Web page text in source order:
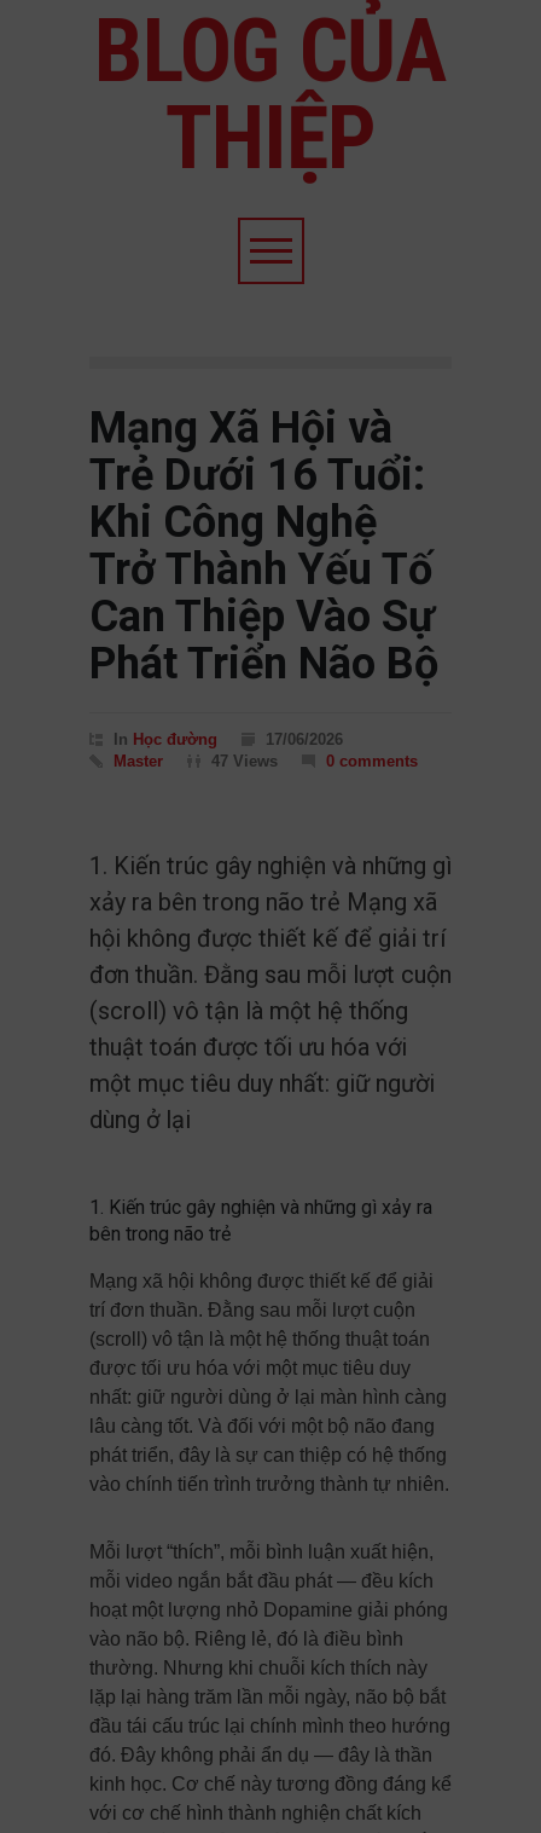
BLOG CỦA
THIỆP
Mạng Xã Hội và
Trẻ Dưới 16 Tuổi:
Khi Công Nghệ
Trở Thành Yếu Tố
Can Thiệp Vào Sự
Phát Triển Não Bộ
In Học đường
17/06/2026
Master
47 Views 0 comments
1. Kiến trúc gây nghiện và những gì
xảy ra bên trong não trẻ Mạng xã
hội không được thiết kế để giải trí
đơn thuần. Đằng sau mỗi lượt cuộn
(scroll) vô tận là một hệ thống
thuật toán được tối ưu hóa với
một mục tiêu duy nhất: giữ người
dùng ở lại
1. Kiến trúc gây nghiện và những gì xảy ra
bên trong não trẻ
Mạng xã hội không được thiết kế để giải
trí đơn thuần. Đằng sau mỗi lượt cuộn
(scroll) vô tận là một hệ thống thuật toán
được tối ưu hóa với một mục tiêu duy
nhất: giữ người dùng ở lại màn hình càng
lâu càng tốt. Và đối với một bộ não đang
phát triển, đây là sự can thiệp có hệ thống
vào chính tiến trình trưởng thành tự nhiên.
Mỗi lượt “thích”, mỗi bình luận xuất hiện,
mỗi video ngắn bắt đầu phát — đều kích
hoạt một lượng nhỏ Dopamine giải phóng
vào não bộ. Riêng lẻ, đó là điều bình
thường. Nhưng khi chuỗi kích thích này
lặp lại hàng trăm lần mỗi ngày, não bộ bắt
đầu tái cấu trúc lại chính mình theo hướng
đó. Đây không phải ẩn dụ — đây là thần
kinh học. Cơ chế này tương đồng đáng kể
với cơ chế hình thành nghiện chất kích